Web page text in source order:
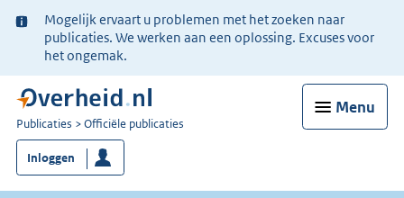
Ter
informatie:
Mogelijk ervaart u problemen met het zoeken naar
publicaties. We werken aan een oplossing. Excuses voor
het ongemak.
Menu
U
bent
nu
hier:
Publicaties Officiële publicaties
Inloggen